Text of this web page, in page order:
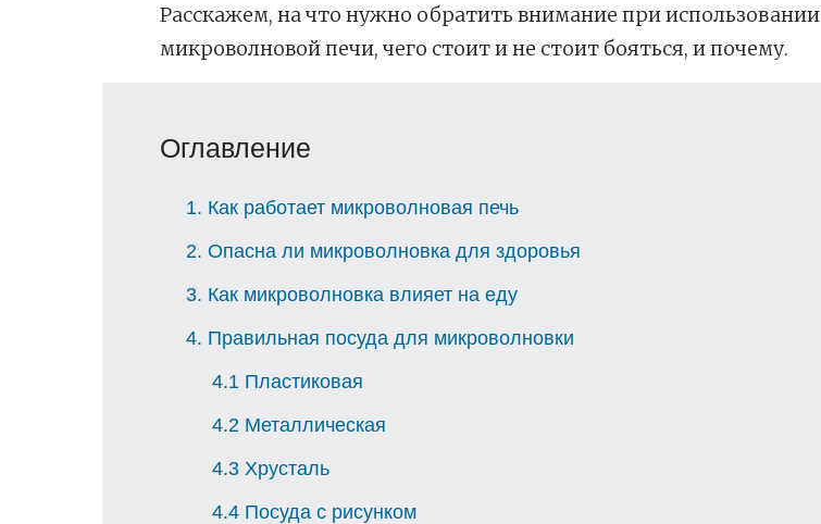
Расскажем, на что нужно обратить внимание при использовании
микроволновой печи, чего стоит и не стоит бояться, и почему.
Оглавление
1 Как работает микроволновая печь
2 Опасна ли микроволновка для здоровья
3 Как микроволновка влияет на еду
4 Правильная посуда для микроволновки
4.1 Пластиковая
4.2 Металлическая
4.3 Хрусталь
4.4 Посуда с рисунком